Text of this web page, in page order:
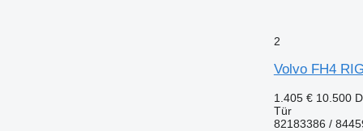
2
Volvo FH4
1.405 € 10.500
Tür
82183386 /